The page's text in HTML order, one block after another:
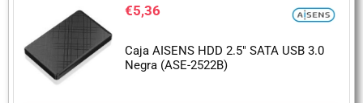
€5,36
Caja AISENS HDD 2.5″ SATA USB 3.0
Negra (ASE-2522B)